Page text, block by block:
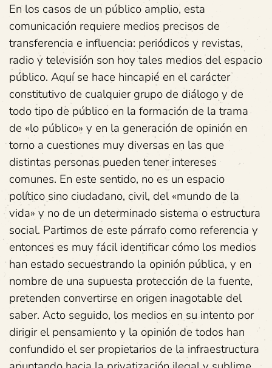
En los casos de un público amplio, esta
comunicación requiere medios precisos de
transferencia e influencia: periódicos y revistas,
radio y televisión son hoy tales medios del espacio
público. Aquí se hace hincapié en el carácter
constitutivo de cualquier grupo de diálogo y de
todo tipo de público en la formación de la trama
de «lo público» y en la generación de opinión en
torno a cuestiones muy diversas en las que
distintas personas pueden tener intereses
comunes. En este sentido, no es un espacio
político sino ciudadano, civil, del «mundo de la
vida» y no de un determinado sistema o estructura
social. Partimos de este párrafo como referencia y
entonces es muy fácil identificar cómo los medios
han estado secuestrando la opinión pública, y en
nombre de una supuesta protección de la fuente,
pretenden convertirse en origen inagotable del
saber. Acto seguido, los medios en su intento por
dirigir el pensamiento y la opinión de todos han
confundido el ser propietarios de la infraestructura